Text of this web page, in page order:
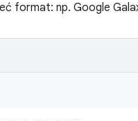
format: np. Google